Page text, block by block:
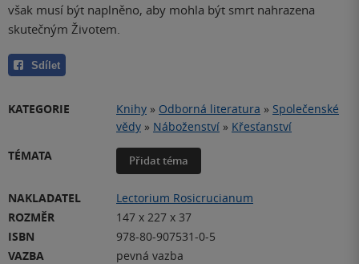
však musí být naplněno, aby mohla být smrt nahrazena
skutečným Životem.
Sdílet
KATEGORIE Knihy » Odborná literatura » Společenské
vědy » Náboženství » Křesťanství
TÉMATA
Přidat téma
NAKLADATEL
Lectorium Rosicrucianum
ROZMĚR
147 x 227 x 37
ISBN
978-80-907531-0-5
VAZBA
pevná vazba